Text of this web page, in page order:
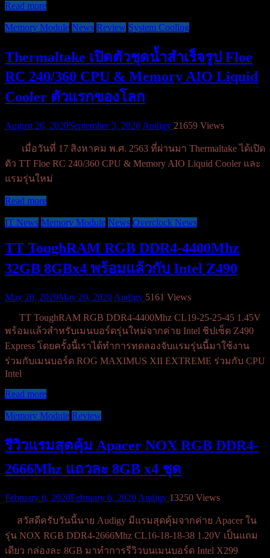
Read more
Memory Module News Review System Cooling
Thermaltake เปิดตัวชุดน้ำสำเร็จรูป Floe
RC 240/360 CPU & Memory AIO Liquid
Cooler ตัวแรกของโลก
August 26, 2020September 3, 2020 Audigy 21659 Views
เมื่อวันที่ 17 สิงหาคม พ.ศ. 2563 ที่ผ่านมา Thermaltake ได้เปิด
ตัว TT Floe RC 240/360 CPU & Memory AIO Liquid Cooler และ
แรมรุ่นใหม่
Read more
IT News Memory Module News Overclock News
TT ToughRAM RGB DDR4-4400Mhz
32GB 8GBx4 พร้อมแล้วกับ Intel Z490
May 20, 2020May 20, 2020 Audigy 5161 Views
TT ToughRAM RGB DDR4-4400Mhz CL19-25-25-45 1.45V
พร้อมแล้วสำหรับเมนบอร์ดรุ่นใหม่จากค่าย Intel ชิปเซ็ต Z490
Express โดยครั้งนี้เราได้ทำการทดลองจับแรมรุ่นนี้มาใช้งาน
ร่วมกับเมนบอร์ด ROG MAXIMUS XII EXTREME ร่วมกับ CPU
Intel
Read more
Memory Module Review
รีวิวแรมสุดคุ้ม Apacer NOX RGB DDR4-
2666Mhz แถวละ 8GB x4 ชุด
February 6, 2020February 6, 2020 Audigy 13250 Views
สวัสดีครับวันนี้นาย Audigy มีแรมสุดคุ้มจากค่าย Apacer ใน
รุ่น NOX RGB DDR4-2666Mhz CL16-18-18-38 1.20V เป็นแถม
เดียว กล่องละ 8GB มาทำการรีวิวบนเมนบอร์ด Intel X299